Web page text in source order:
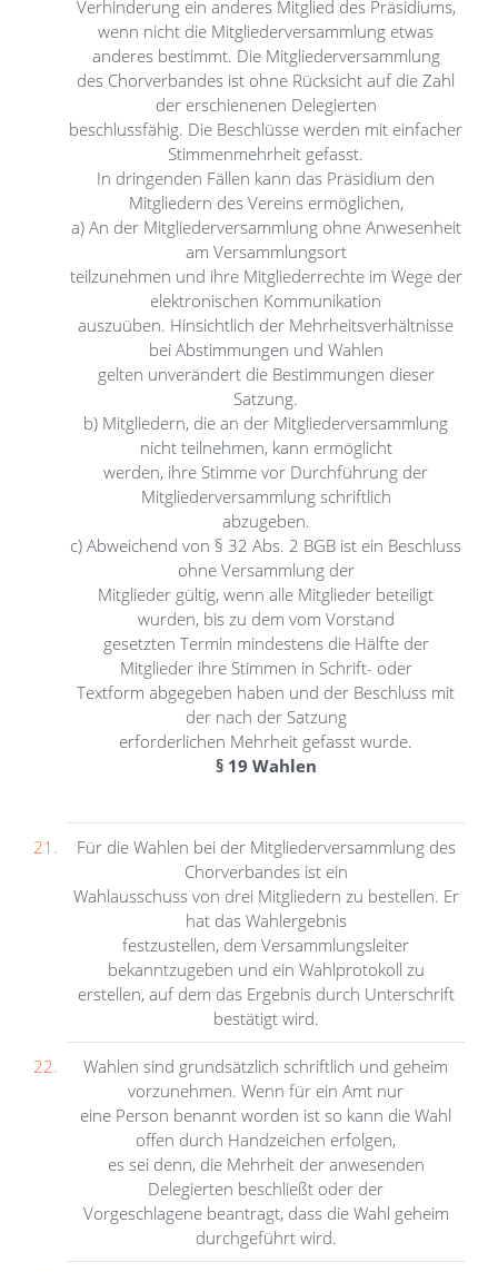
Verhinderung ein anderes Mitglied des Präsidiums,
wenn nicht die Mitgliederversammlung etwas
anderes bestimmt. Die Mitgliederversammlung
des Chorverbandes ist ohne Rücksicht auf die Zahl
der erschienenen Delegierten
beschlussfähig. Die Beschlüsse werden mit einfacher
Stimmenmehrheit gefasst.
In dringenden Fällen kann das Präsidium den
Mitgliedern des Vereins ermöglichen,
a) An der Mitgliederversammlung ohne Anwesenheit
am Versammlungsort
teilzunehmen und ihre Mitgliederrechte im Wege der
elektronischen Kommunikation
auszuüben. Hinsichtlich der Mehrheitsverhältnisse
bei Abstimmungen und Wahlen
gelten unverändert die Bestimmungen dieser
Satzung.
b) Mitgliedern, die an der Mitgliederversammlung
nicht teilnehmen, kann ermöglicht
werden, ihre Stimme vor Durchführung der
Mitgliederversammlung schriftlich
abzugeben.
c) Abweichend von § 32 Abs. 2 BGB ist ein Beschluss
ohne Versammlung der
Mitglieder gültig, wenn alle Mitglieder beteiligt
wurden, bis zu dem vom Vorstand
gesetzten Termin mindestens die Hälfte der
Mitglieder ihre Stimmen in Schrift- oder
Textform abgegeben haben und der Beschluss mit
der nach der Satzung
erforderlichen Mehrheit gefasst wurde.
§ 19 Wahlen
Für die Wahlen bei der Mitgliederversammlung des
Chorverbandes ist ein
Wahlausschuss von drei Mitgliedern zu bestellen. Er
hat das Wahlergebnis
festzustellen, dem Versammlungsleiter
bekanntzugeben und ein Wahlprotokoll zu
erstellen, auf dem das Ergebnis durch Unterschrift
bestätigt wird.
Wahlen sind grundsätzlich schriftlich und geheim
vorzunehmen. Wenn für ein Amt nur
eine Person benannt worden ist so kann die Wahl
offen durch Handzeichen erfolgen,
es sei denn, die Mehrheit der anwesenden
Delegierten beschließt oder der
Vorgeschlagene beantragt, dass die Wahl geheim
durchgeführt wird.